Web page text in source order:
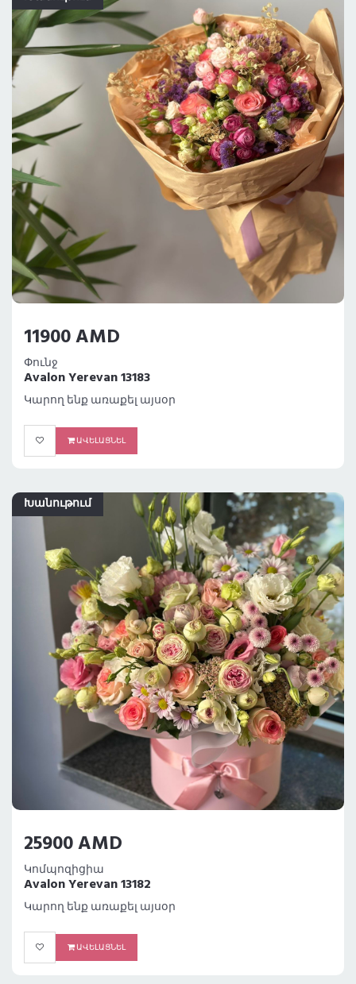
11900 AMD
Փունջ
Avalon Yerevan 13183
Կարող ենք առաքել այսօր
ԱՎԵԼԱՑՆԵԼ
Խանութում
25900 AMD
Կոմպոզիցիա
Avalon Yerevan 13182
Կարող ենք առաքել այսօր
ԱՎԵԼԱՑՆԵԼ